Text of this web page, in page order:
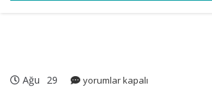
Ağu 29
Mirasçıların
yorumlar kapalı